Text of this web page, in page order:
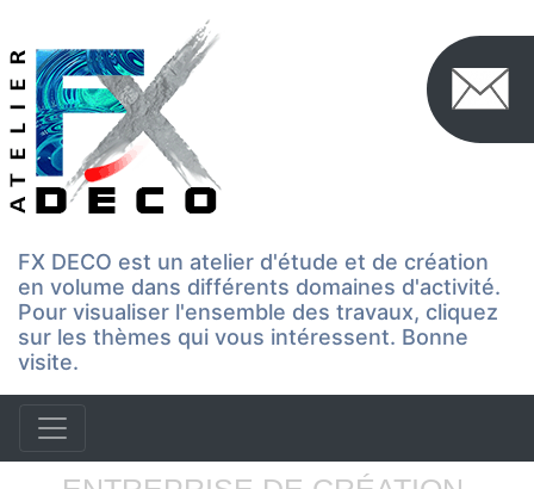
FX DECO est un atelier d'étude et de création
en volume dans différents domaines d'activité.
Pour visualiser l'ensemble des travaux, cliquez
sur les thèmes qui vous intéressent. Bonne
visite.